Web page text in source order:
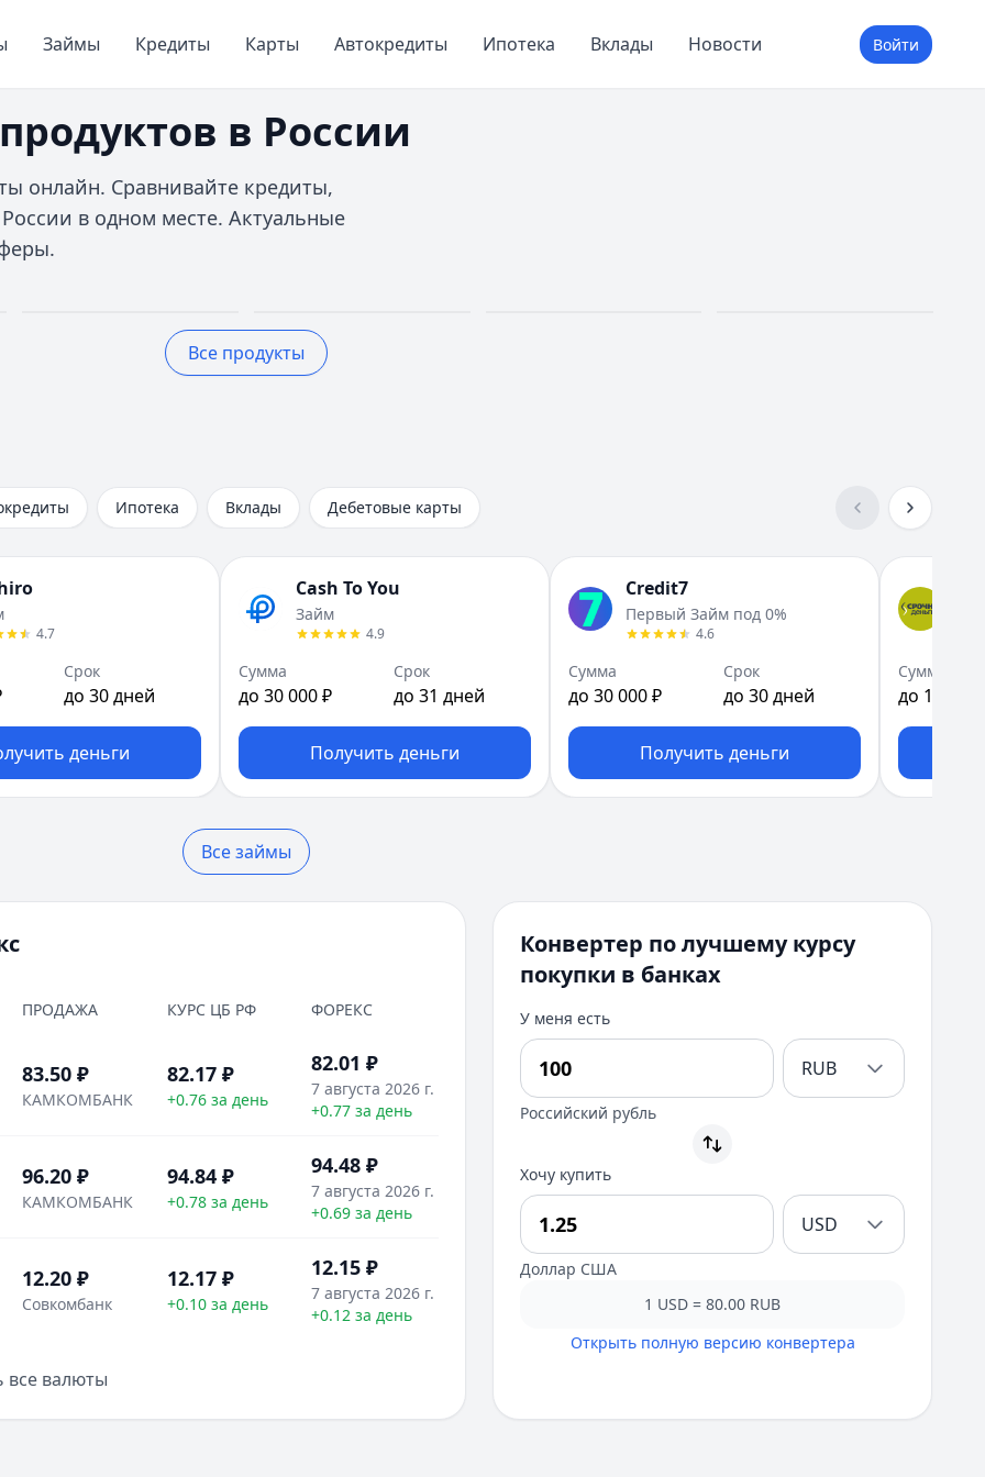
Займы Кредиты Карты Автокредиты Ипотека Вклады Новости Войти
в России
онлайн. Сравнивайте кредиты,
в одном месте. Актуальные
Автокредиты
До 5 млн руб.
Все продукты
Ипотека Вклады Дебетовые карты
4.7
Срок
до 30 дней
деньги
Cash To You
Займ
4.9
Сумма
до 30 000 ₽
Срок
до 31 дней
Получить деньги
Credit7
Первый Займ под 0%
4.6
Сумма
до 30 000 ₽
Срок
до 30 дней
Получить деньги
Сумма
до 15 000
Все займы
ПРОДАЖА КУРС ЦБ РФ ФОРЕКС
83.50 ₽
КАМКОМБАНК
82.17₽
+0.76 за день
82.01 ₽
7 августа 2026 г.
+0.77 за день
96.20 ₽
КАМКОМБАНК
94.84₽
+0.78 за день
94.48 ₽
7 августа 2026 г.
+0.69 за день
12.20 ₽
Совкомбанк
12.17₽
+0.10 за день
12.15 ₽
7 августа 2026 г.
+0.12 за день
все валюты
Конвертер по лучшему курсу
покупки в банках
У меня есть
RUB
Российский рубль
Хочу купить
USD
Доллар США
1 USD = 80.00 RUB
Открыть полную версию конвертера